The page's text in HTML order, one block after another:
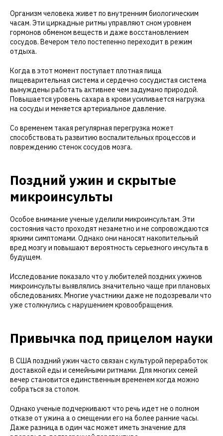
Организм человека живет по внутренним биологическим
часам. Эти циркадные ритмы управляют сном уровнем
гормонов обменом веществ и даже восстановлением
сосудов. Вечером тело постепенно переходит в режим
отдыха.
Когда в этот момент поступает плотная пища
пищеварительная система и сердечно сосудистая система
вынуждены работать активнее чем задумано природой.
Повышается уровень сахара в крови усиливается нагрузка
на сосуды и меняется артериальное давление.
Со временем такая регулярная перегрузка может
способствовать развитию воспалительных процессов и
повреждению стенок сосудов мозга.
Поздний ужин и скрытые
микроинсульты
Особое внимание ученые уделили микроинсультам. Эти
состояния часто проходят незаметно и не сопровождаются
яркими симптомами. Однако они наносят накопительный
вред мозгу и повышают вероятность серьезного инсульта в
будущем.
Исследование показало что у любителей поздних ужинов
микроинсульты выявлялись значительно чаще при плановых
обследованиях. Многие участники даже не подозревали что
уже столкнулись с нарушением кровообращения.
Привычка под прицелом науки
В США поздний ужин часто связан с культурой переработок
доставкой еды и семейными ритмами. Для многих семей
вечер становится единственным временем когда можно
собраться за столом.
Однако ученые подчеркивают что речь идет не о полном
отказе от ужина а о смещении его на более ранние часы.
Даже разница в один час может иметь значение для